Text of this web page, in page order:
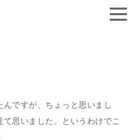
ですが、ちょっと思いまし
思いました。というわけでこ